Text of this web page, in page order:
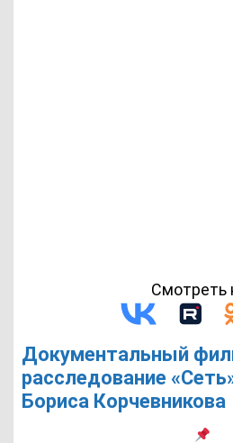
Смотреть
Документальный
расследование
Бориса Корчевникова